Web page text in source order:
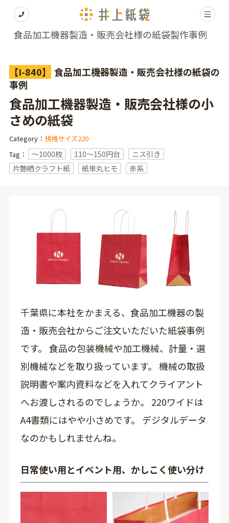
食品加工機器製造・販売会社様の紙袋製作事例
【I-840】
食品加工機器製造・販売会社様の紙袋の
事例
食品加工機器製造・販売会社様の小
さめの紙袋
Category： 規格サイズ220
Tag：
〜1000枚 110～150円台
ニス引き
片艶晒クラフト紙
紙単丸ヒモ 赤系
千葉県に本社をかまえる、食品加工機器の製
造・販売会社からご注文いただいた紙袋事例
です。 食品の包装機械や加工機械、計量・選
別機械などを取り扱っています。 機械の取扱
説明書や案内資料などを入れてクライアント
へお渡しされるのでしょうか。 220ワイドは
A4書類にはやや小さめです。 デジタルデータ
なのかもしれませんね。
日常使い用とイベント用、かしこく使い分け